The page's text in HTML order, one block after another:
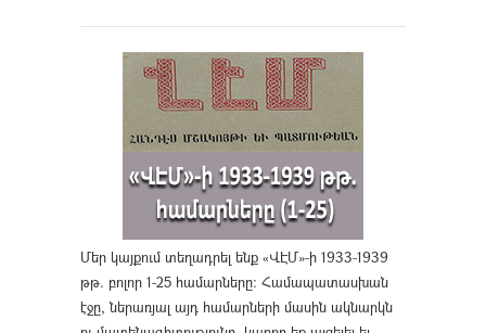
Մեր կայքում տեղադրել ենք «ՎԷՄ»-ի 1933-1939
թթ. բոլոր 1-25 համարները։ Համապատասխան
էջը, ներառյալ այդ համարների մասին ակնարկն